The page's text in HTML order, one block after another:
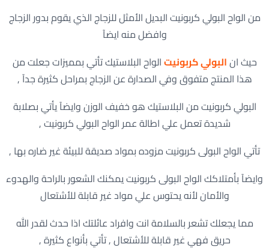
من الواح البولي كربونيت البديل الأمثل للزجاج الذي يقوم بدور الزجاج
وافضل منه ايضآ
حيث انالبولي كربونيتالواح البلاستيك تأتي بمميزات جعلت من
هذا المنتج متفوق وفي الصدارة عن الزجاج بمراحل كثيرة جدآ ,
البولي كربونيت من البلاستيك هو خفيف الوزن وايضآ يأتي بصلابة
شديدة تعمل علي اطالة عمر الواح البولي كربونيت ,
تأتي الواح البولى كربونيت مزوده بمواد صديقة للبيئة غير ضاره بها ,
وايضآ بأمتلاكك الواح البولى كربونيت يمكنك الشعور بالراحة والهدوء
والأمان لأنه يحتوس علي مواد غير قابلة للأشتعال
مما يجعلك تشعر بالسلامة انت وافراد عائلتك اذا حدث لقدر الله
حريق فهي غير قابلة للأشتعال , تأتي بأنواع كثيرة ,